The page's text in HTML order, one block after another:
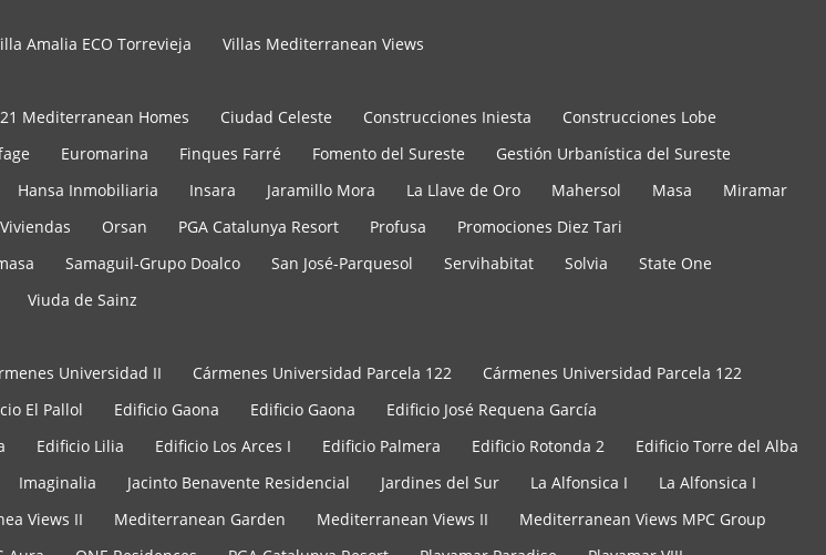
Amalia ECO Torrevieja Villas Mediterranean Views
Mediterranean Homes Ciudad Celeste Construcciones Iniesta
Construcciones Lobe
Euromarina Finques Farré Fomento del Sureste
Gestión Urbanística del Sureste
Hansa Inmobiliaria Insara Jaramillo Mora La Llave de Oro Mahersol Masa
Miramar
Orsan PGA Catalunya Resort Profusa
Promociones Diez Tari
Samaguil-Grupo Doalco San José-Parquesol Servihabitat Solvia
State One
Viuda de Sainz
Universidad II Cármenes Universidad Parcela 122
Cármenes Universidad Parcela 122
El Pallol Edificio Gaona Edificio Gaona
Edificio José Requena García
Edificio Lilia Edificio Los Arces I Edificio Palmera Edificio Rotonda 2
Edificio Torre del Alba
Imaginalia Jacinto Benavente Residencial Jardines del Sur La Alfonsica I
La Alfonsica I
Views II Mediterranean Garden Mediterranean Views II
Mediterranean Views MPC Group